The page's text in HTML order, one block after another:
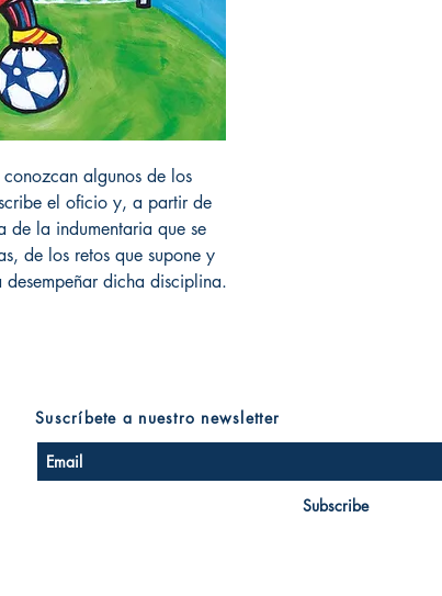
algunos de los
el oficio y, a partir de
de la indumentaria que se
de los retos que supone y
dicha disciplina.
Subscribe
Suscríbete a nuestro newsletter